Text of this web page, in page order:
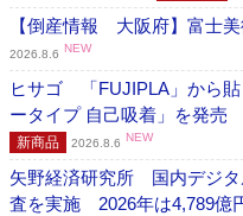
【倒産情報 大阪府】富士
2026.8.6 NEW
ヒサゴ 「FUJIPLA」から貼
ータイプ 自己吸着」を発売
新商品 2026.8.6 NEW
矢野経済研究所 国内デジタ
査を実施 2026年は4,789億